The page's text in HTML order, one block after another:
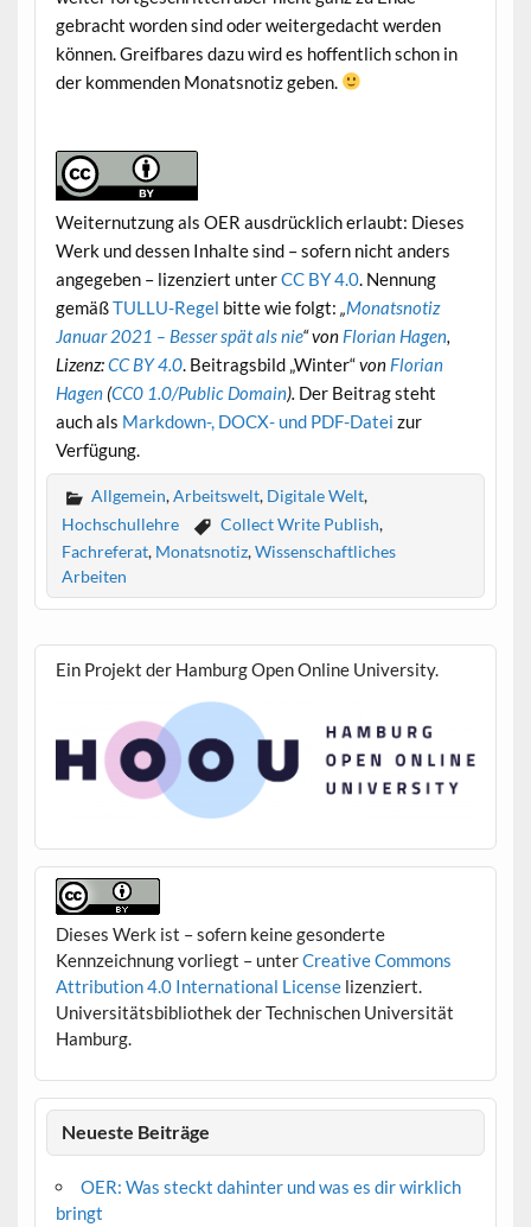
gebracht worden sind oder weitergedacht werden
können. Greifbares dazu wird es hoffentlich schon in
der kommenden Monatsnotiz geben.
Weiternutzung als OER ausdrücklich erlaubt: Dieses
Werk und dessen Inhalte sind – sofern nicht anders
angegeben – lizenziert unterCC BY 4.0. Nennung
gemäßTULLU-Regel bitte wie folgt: „Monatsnotiz
Januar 2021 – Besser spät als nie“ von Florian Hagen,
Lizenz:CC BY 4.0. Beitragsbild „Winter“von Florian
Hagen(CC0 1.0/Public Domain). Der Beitrag steht
auch als Markdown-, DOCX- und PDF-Datei zur
Verfügung.
Allgemein,Arbeitswelt, Digitale Welt,
Hochschullehre
Collect Write Publish,
Fachreferat, Monatsnotiz,Wissenschaftliches
Arbeiten
Ein Projekt der Hamburg Open Online University.
Dieses Werk ist – sofern keine gesonderte
Kennzeichnung vorliegt – unterCreative Commons
Attribution 4.0 International Licenselizenziert.
Universitätsbibliothek der Technischen Universität
Hamburg.
Neueste Beiträge
OER: Was steckt dahinter und was es dir wirklich
bringt